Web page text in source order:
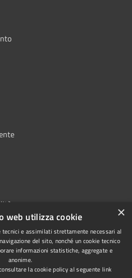
Copyright © 2026 • Comune di
Montoro • Powered by
×
web utilizza cookie
e assimilati strettamente necessari al
del sito, nonché un cookie tecnico
informazioni statistiche, aggregate e
anonime.
la cookie policy al seguente link